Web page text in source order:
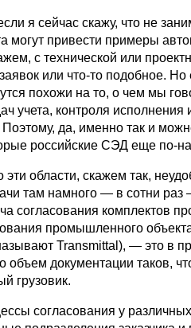
я сейчас скажу, что не
могут привести примеры
с технической или
или что-то подобное.
похожи на то, о чем мы
учета, контроля
да, именно так и
российские СЭД еще по-
эти области, скажем так,
там намного — в сотни
согласования комплектов
промышленного
Transmittal), — это в
объем документации таков,
грузовик.
согласования у